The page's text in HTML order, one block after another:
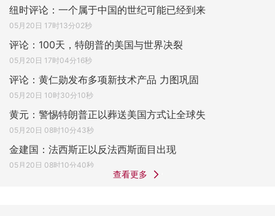
纽时评论：一个属于中国的世纪可能已经到来
05月20日 17时13分02秒
评论：100天，特朗普的美国与世界决裂
05月20日 17时04分16秒
评论：黄仁勋发布多项新技术产品 力图巩固
05月20日 10时30分10秒
黄元：警惕特朗普正以葬送美国方式让全球失
05月20日 08时10分43秒
金建国：法西斯正以反法西斯面目出现
05月20日 08时10分40秒
查看更多